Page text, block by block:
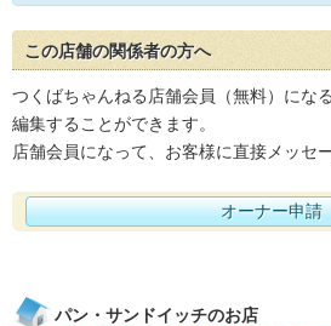
この店舗の関係者の方へ
つくばちゃんねる店舗会員（無料）にな
編集することができます。
店舗会員になって、お客様に直接メッセ
オーナー申請
パン・サンドイッチのお店